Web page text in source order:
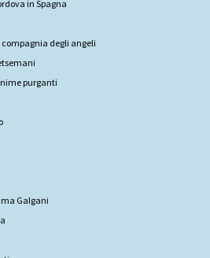
in Spagna
compagnia degli angeli
purganti
Galgani